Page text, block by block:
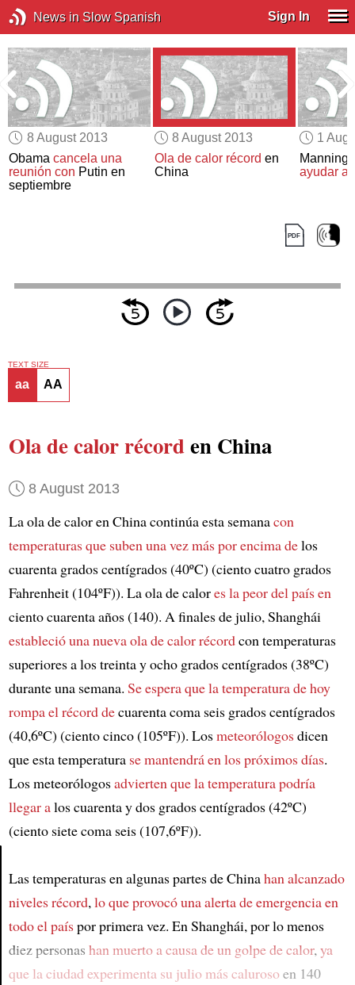
News in Slow Spanish Sign In
8 August 2013
Obamacancela una
reunión con Putin en
septiembre
8 August 2013
Ola de calor récord en
China
1
Manning
ayudar al
TEXT SIZE
aa AA
Ola de calor récorden China
8 August 2013
La ola de calor en China continúa esta semanacon
temperaturas que suben una vez más por encima delos
cuarenta grados centígrados (40ºC) (ciento cuatro grados
Fahrenheit (104ºF)). La ola de calores la peor del país en
ciento cuarenta años (140). A finales de julio, Shanghái
estableció una nueva ola de calor récordcon temperaturas
superiores a los treinta y ocho grados centígrados (38ºC)
durante una semana. Se espera que la temperatura de hoy
rompa el récord decuarenta coma seis grados centígrados
(40,6ºC) (ciento cinco (105ºF)). Losmeteorólogosdicen
que esta temperatura se mantendrá en los próximos días.
Los meteorólogosadvierten que la temperatura podría
llegar alos cuarenta y dos grados centígrados (42ºC)
(ciento siete coma seis (107,6ºF)).
Las temperaturas en algunas partes de Chinahan alcanzado
niveles récord,lo que provocó una alerta de emergencia en
todo el paíspor primera vez. En Shanghái, por lo menos
diez personas han muerto a causa de un golpe de calor,ya
que la ciudad experimenta su julio más calurosoen 140